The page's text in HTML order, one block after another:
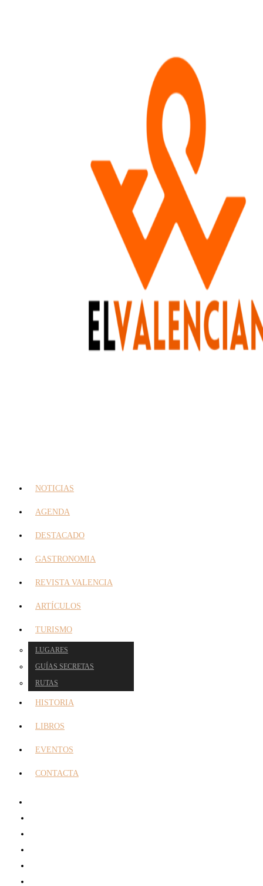
NOTICIAS
AGENDA
DESTACADO
GASTRONOMIA
REVISTA VALENCIA
ARTÍCULOS
TURISMO
LUGARES
GUÍAS SECRETAS
RUTAS
HISTORIA
LIBROS
EVENTOS
CONTACTA